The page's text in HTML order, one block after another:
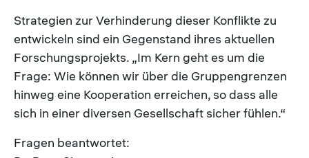
Strategien zur Verhinderung dieser Konflikte zu
entwickeln sind ein Gegenstand ihres aktuellen
Forschungsprojekts. „Im Kern geht es um die
Frage: Wie können wir über die Gruppengrenzen
hinweg eine Kooperation erreichen, so dass alle
sich in einer diversen Gesellschaft sicher fühlen.“
Fragen beantwortet: